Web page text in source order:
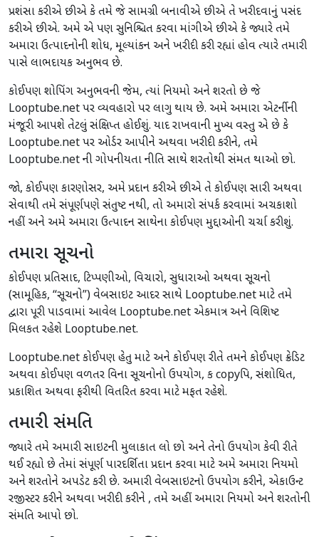
પ્રશંસા કરીએ છીએ કે તમે જે સામગ્રી બનાવીએ છીએ તે ખરીદવાનું પસંદ
કરીએ છીએ. અમે એ પણ સુનિશ્ચિત કરવા માંગીએ છીએ કે જ્યારે તમે
અમારા ઉત્પાદનોની શોધ, મૂલ્યાંકન અને ખરીદી કરી રહ્યાં હોવ ત્યારે તમારી
પાસે લાભદાયક અનુભવ છે.
કોઈપણ શોપિંગ અનુભવની જેમ, ત્યાં નિયમો અને શરતો છે જે
Looptube.net પર વ્યવહારો પર લાગુ થાય છે. અમે અમારા એટર્નીની
મંજૂરી આપશે તેટલું સંક્ષિપ્ત હોઈશું. યાદ રાખવાની મુખ્ય વસ્તુ એ છે કે
Looptube.net પર ઓર્ડર આપીને અથવા ખરીદી કરીને, તમે
Looptube.net ની ગોપનીયતા નીતિ સાથે શરતોથી સંમત થાઓ છો.
જો, કોઈપણ કારણોસર, અમે પ્રદાન કરીએ છીએ તે કોઈપણ સારી અથવા
સેવાથી તમે સંપૂર્ણપણે સંતુષ્ટ નથી, તો અમારો સંપર્ક કરવામાં અચકાશો
નહીં અને અમે અમારા ઉત્પાદન સાથેના કોઈપણ મુદ્દાઓની ચર્ચા કરીશું.
તમારા સૂચનો
કોઈપણ પ્રતિસાદ, ટિપ્પણીઓ, વિચારો, સુધારાઓ અથવા સૂચનો
(સામૂહિક, “સૂચનો”) વેબસાઇટ આદર સાથે Looptube.net માટે તમે
દ્વારા પૂરી પાડવામાં આવેલ Looptube.net એકમાત્ર અને વિશિષ્ટ
મિલકત રહેશે Looptube.net.
Looptube.net કોઈપણ હેતુ માટે અને કોઈપણ રીતે તમને કોઈપણ ક્રેડિટ
અથવા કોઈપણ વળતર વિના સૂચનોનો ઉપયોગ, ક copyપિ, સંશોધિત,
પ્રકાશિત અથવા ફરીથી વિતરિત કરવા માટે મફત રહેશે.
તમારી સંમતિ
જ્યારે તમે અમારી સાઇટની મુલાકાત લો છો અને તેનો ઉપયોગ કેવી રીતે
થઈ રહ્યો છે તેમાં સંપૂર્ણ પારદર્શિતા પ્રદાન કરવા માટે અમે અમારા નિયમો
અને શરતોને અપડેટ કરી છે. અમારી વેબસાઇટનો ઉપયોગ કરીને, એકાઉન્ટ
રજીસ્ટર કરીને અથવા ખરીદી કરીને , તમે અહીં અમારા નિયમો અને શરતોની
સંમતિ આપો છો.